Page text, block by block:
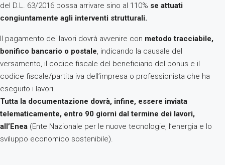
del D.L. 63/2016 possa arrivare sino al 110% se attuati
congiuntamente agli interventi strutturali.
Il pagamento dei lavori dovrà avvenire con metodo tracciabile,
bonifico bancario o postale, indicando la causale del
versamento, il codice fiscale del beneficiario del bonus e il
codice fiscale/partita iva dell’impresa o professionista che ha
eseguito i lavori.
Tutta la documentazione dovrà, infine, essere inviata
telematicamente, entro 90 giorni dal termine dei lavori,
all’Enea (Ente Nazionale per le nuove tecnologie, l’energia e lo
sviluppo economico sostenibile).